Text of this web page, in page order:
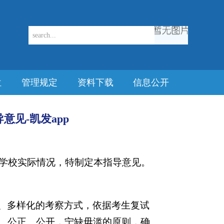
管理规定 资料下载 信息公开
见-凯发app
校实际情况，特制定本指导意见。
多样化的考察方式，依据考生复试
公正、公开，宁缺毋滥的原则，确